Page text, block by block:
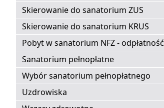
Skierowanie do sanatorium ZUS
Skierowanie do sanatorium KRUS
Pobyt w sanatorium NFZ - odpłatność
Sanatorium pełnopłatne
Wybór sanatorium pełnopłatnego
Uzdrowiska